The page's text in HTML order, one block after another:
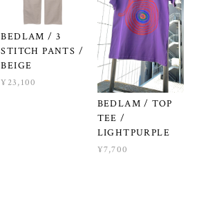
BEDLAM / 3
STITCH PANTS /
BEIGE
¥23,100
BEDLAM / TOP
TEE /
LIGHTPURPLE
¥7,700